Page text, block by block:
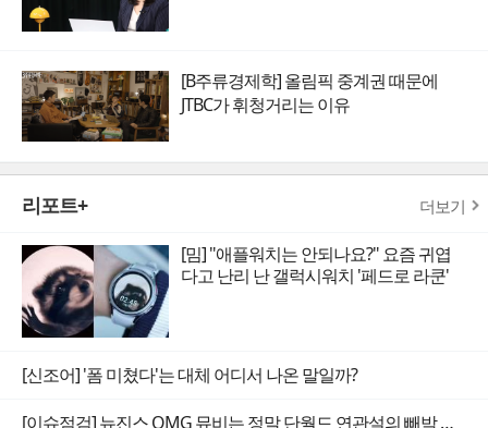
[B주류경제학] 올림픽 중계권 때문에
JTBC가 휘청거리는 이유
리포트+ 더보기
[밈] "애플워치는 안되나요?" 요즘 귀엽
다고 난리 난 갤럭시워치 '페드로 라쿤'
[신조어] '폼 미쳤다'는 대체 어디서 나온 말일까?
[이슈점검] 뉴진스 OMG 뮤비는 정말 단월드 연관설의 빼박 증거일까